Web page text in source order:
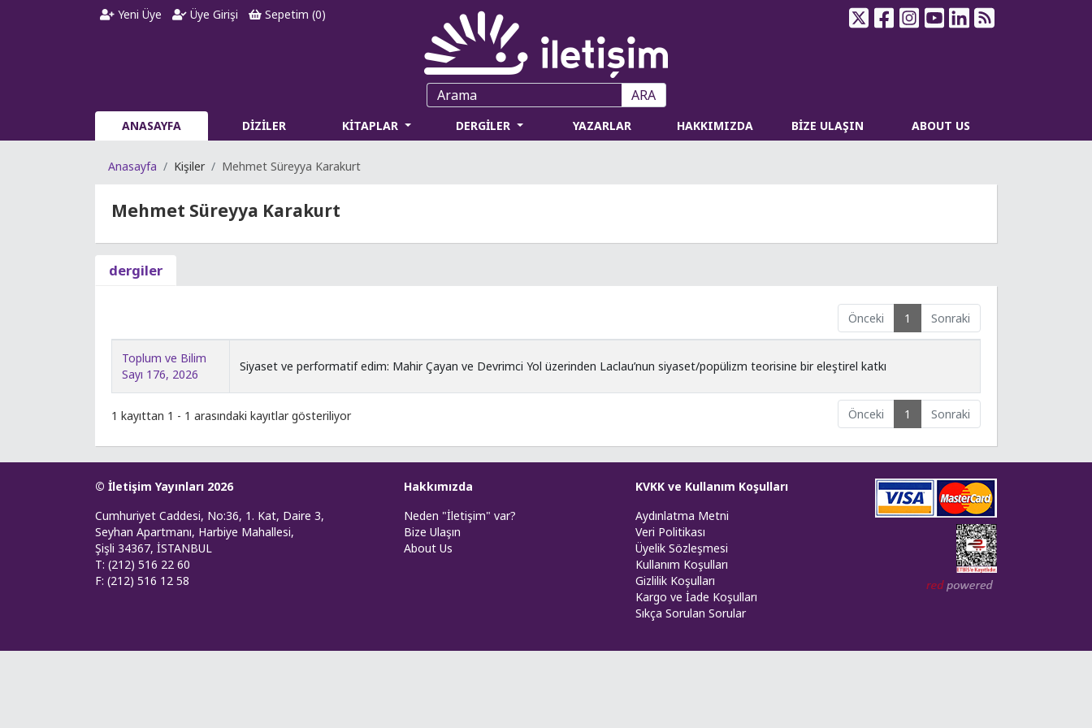
Yeni Üye Üye Girişi Sepetim (0)
ARA
ANASAYFA DİZİLER KİTAPLAR DERGİLER YAZARLAR HAKKIMIZDA BİZE ULAŞIN ABOUT US
Anasayfa Kişiler Mehmet Süreyya Karakurt
Mehmet Süreyya Karakurt
dergiler
Önceki 1 Sonraki
Toplum ve Bilim
Sayı 176, 2026
Siyaset ve performatif edim: Mahir Çayan ve Devrimci Yol üzerinden Laclau’nun siyaset/popülizm teorisine bir eleştirel katkı
1 kayıttan 1 - 1 arasındaki kayıtlar gösteriliyor Önceki 1 Sonraki
© İletişim Yayınları 2026
Cumhuriyet Caddesi, No:36, 1. Kat, Daire 3,
Seyhan Apartmanı, Harbiye Mahallesi,
Şişli 34367, İSTANBUL
T: (212) 516 22 60
F: (212) 516 12 58
Hakkımızda
Neden "İletişim" var?
Bize Ulaşın
About Us
KVKK ve Kullanım Koşulları
Aydınlatma Metni
Veri Politikası
Üyelik Sözleşmesi
Kullanım Koşulları
Gizlilik Koşulları
Kargo ve İade Koşulları
Sıkça Sorulan Sorular
Web tasarım: Red Bilişim